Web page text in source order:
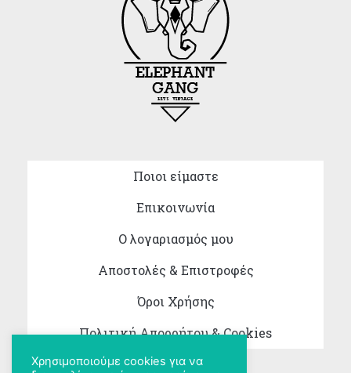
Ποιοι είμαστε
Επικοινωνία
Ο λογαριασμός μου
Αποστολές & Επιστροφές
Όροι Χρήσης
Πολιτική Απορρήτου & Cookies
Χρησιμοποιούμε cookies για να